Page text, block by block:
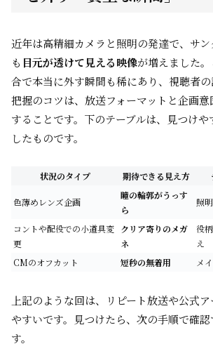
近年は高精細カメラと照明の発達で、サ
も 目元が透けて見える映像が増えました
合で本当に外す瞬間も稀にあり、視聴者の
把握のコツは、放送フォーマットと企画
することです。下のテーブルは、見つけ
したものです。
状況のタイプ 期待できる見え方
色薄めレンズ企画
瞳の輪郭がうっす
ら
照
コントや配役での小道具変
更
クリア寄りのメガ
ネ
役
え
CMのオフカット
短秒の無着用 メ
上記のような回は、リピート放送や公式
やすいです。見つけたら、次の手順で確
す。